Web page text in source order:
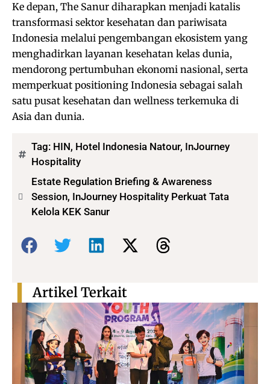
Ke depan, The Sanur diharapkan menjadi katalis
transformasi sektor kesehatan dan pariwisata
Indonesia melalui pengembangan ekosistem yang
menghadirkan layanan kesehatan kelas dunia,
mendorong pertumbuhan ekonomi nasional, serta
memperkuat positioning Indonesia sebagai salah
satu pusat kesehatan dan wellness terkemuka di
Asia dan dunia.
Tag: HIN, Hotel Indonesia Natour, InJourney
Hospitality
Estate Regulation Briefing & Awareness
Session, InJourney Hospitality Perkuat Tata
Kelola KEK Sanur
Bagikan:
Artikel Terkait